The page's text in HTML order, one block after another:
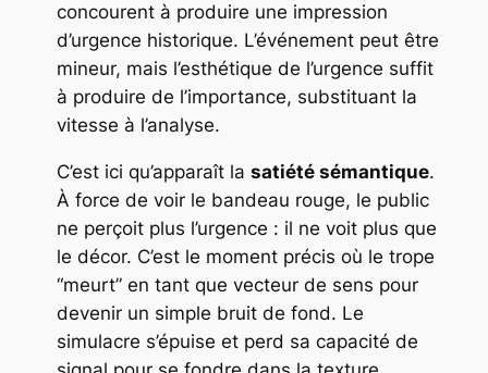
concourent à produire une impression
d’urgence historique. L’événement peut être
mineur, mais l’esthétique de l’urgence suffit
à produire de l’importance, substituant la
vitesse à l’analyse.
C’est ici qu’apparaît la satiété sémantique.
À force de voir le bandeau rouge, le public
ne perçoit plus l’urgence : il ne voit plus que
le décor. C’est le moment précis où le trope
“meurt” en tant que vecteur de sens pour
devenir un simple bruit de fond. Le
simulacre s’épuise et perd sa capacité de